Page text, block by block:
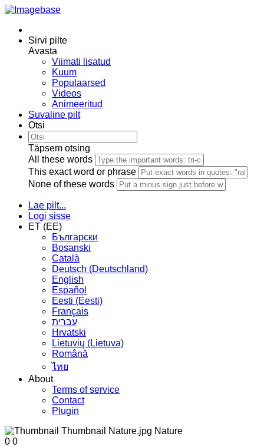
Sirvi pilte
Avasta
Viimati lisatud
Kuum
Populaarsed
Videos
Animeeritud
Suvaline pilt
Otsi
Täpsem otsing
All these words
This exact word or phrase
None of these words
Lae pilt...
Logi sisse
ET (EE)
Български
Bosanski
Сatalà
Deutsch (Deutschland)
English
Español
Eesti (Eesti)
Français
עברית
Hrvatski
Lietuvių (Lietuva)
Română
ไทย
About
Terms of service
Contact
Plugin
0 0